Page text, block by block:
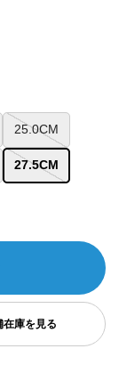
25.0CM
27.5CM